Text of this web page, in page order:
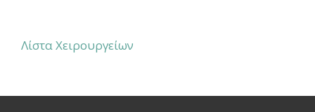
Λίστα Χειρουργείων